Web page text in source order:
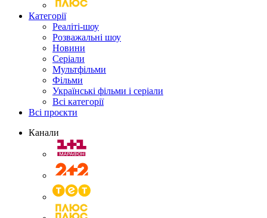
Категорії
Реаліті-шоу
Розважальні шоу
Новини
Серіали
Мультфільми
Фільми
Українські фільми і серіали
Всі категорії
Всі проєкти
Канали